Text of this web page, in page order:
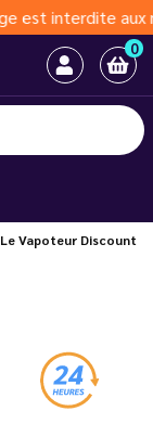
aux moins
0
Vapoteur Discount